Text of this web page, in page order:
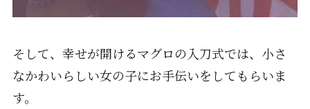
そして、幸せが開けるマグロの入刀式では、小さ
なかわいらしい女の子にお手伝いをしてもらいま
す。